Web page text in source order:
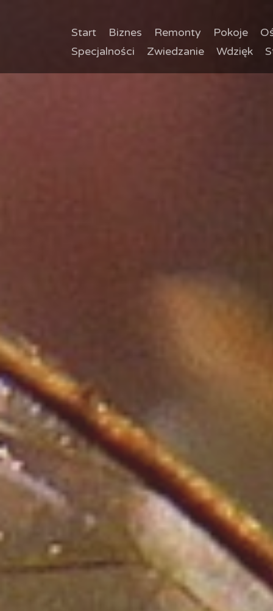
Start Biznes Remonty Pokoje
Specjalności
Zwiedzanie Wdzięk